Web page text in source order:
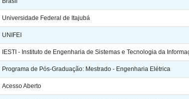
Universidade Federal de Itajubá
UNIFEI
IESTI - Instituto de Engenharia de Sistemas e Tecnologia da
Programa de Pós-Graduação: Mestrado - Engenharia Elétrica
Acesso Aberto